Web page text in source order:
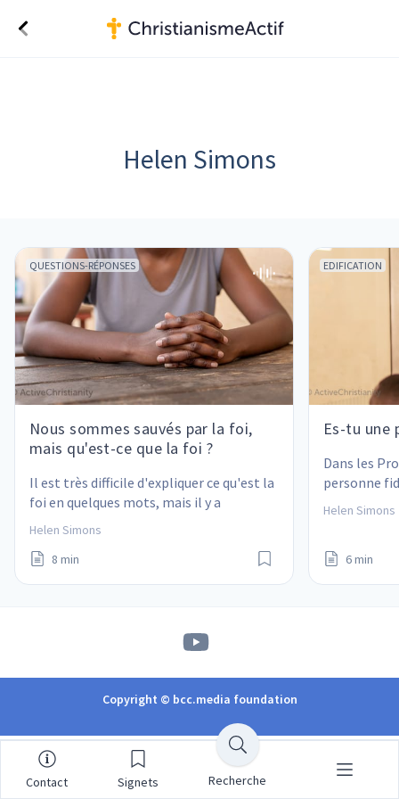
Helen Simons
QUESTIONS-RÉPONSES
Nous sommes sauvés par la foi,
mais qu'est-ce que la foi ?
Il est très difficile d'expliquer ce qu'est la
foi en quelques mots, mais il y a
quelques éléments importants qui
Helen Simons
8 min
EDIFICATION
Es-tu une
Dans les
personne
Fais-tu
Helen Simons
6 min
Copyright © bcc.media foundation
Contact Signets Recherche